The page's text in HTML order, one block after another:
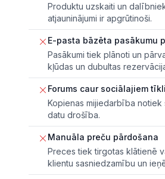
Produktu uzskaiti un
atjauninājumi ir apgrūtinoši.
E-pasta bāzēta pasākumu
Pasākumi tiek plānoti un
kļūdas un dubultas
Forums caur sociālajiem
Kopienas mijiedarbība
datu drošība.
Manuāla preču pārdošana
Preces tiek tirgotas klātienē
klientu sasniedzamību un